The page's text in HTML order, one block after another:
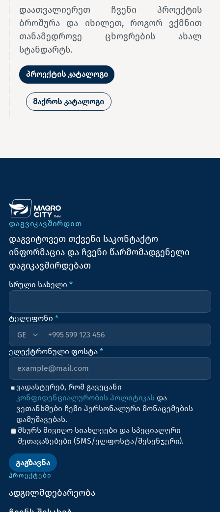
დაათვალიერეთ ჩვენი პროექტის
ბროშურა და იხილეთ, როგორ ვქმნით
თანამედროვე ცხოვრების ახალ
სტანდარტს.
პროექტის კატალოგი
მაქროს კატალოგი
ᲓᲐᲒᲕᲘᲙᲐᲕᲨᲘᲠᲓᲘᲗ
დაგვიტოვეთ თქვენი საკონტაქტო
ინფორმაცია და ჩვენი წარმომადგენელი
დაგიკავშირდებათ
სრული სახელი*
ტელეფონი *
+995
ელექტრონული ფოსტა *
ვადასტურებ, რომ გავეცანი
კონფიდენციალურობის პოლიტიკას და
ვეთანხმები ჩემი პერსონალური მონაცემების
დამუშავებას.
მსურს მივიღო სიახლეები და სპეციალური
შეთავაზებები (SMS/ელფოსტა/მესენჯერი).
ᲒᲐᲒᲖᲐᲕᲜᲐ
ᲞᲠᲝᲔᲥᲢᲔᲑᲘ
ადგილმდებარეობა